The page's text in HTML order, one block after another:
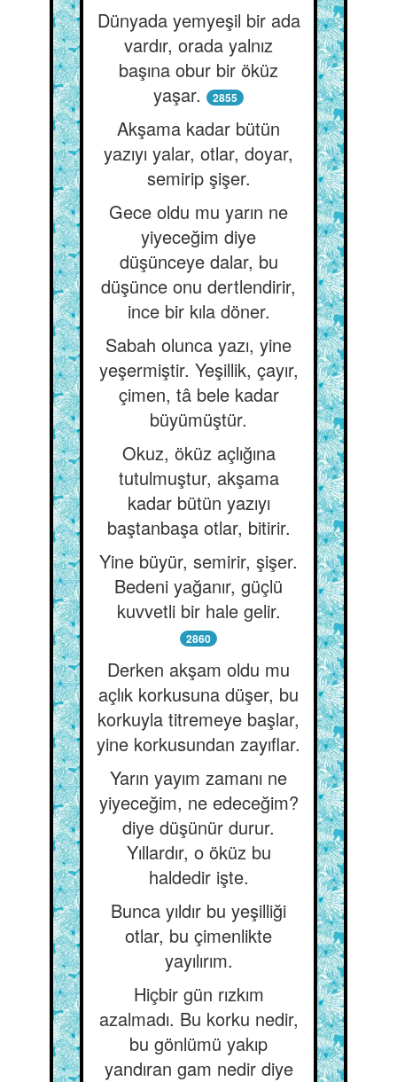
Dünyada yemyeşil bir ada
vardır, orada yalnız
başına obur bir öküz
yaşar.
2855
Akşama kadar bütün
yazıyı yalar, otlar, doyar,
semirip şişer.
Gece oldu mu yarın ne
yiyeceğim diye
düşünceye dalar, bu
düşünce onu dertlendirir,
ince bir kıla döner.
Sabah olunca yazı, yine
yeşermiştir. Yeşillik, çayır,
çimen, tâ bele kadar
büyümüştür.
Okuz, öküz açlığına
tutulmuştur, akşama
kadar bütün yazıyı
baştanbaşa otlar, bitirir.
Yine büyür, semirir, şişer.
Bedeni yağanır, güçlü
kuvvetli bir hale gelir.
2860
Derken akşam oldu mu
açlık korkusuna düşer, bu
korkuyla titremeye başlar,
yine korkusundan zayıflar.
Yarın yayım zamanı ne
yiyeceğim, ne edeceğim?
diye düşünür durur.
Yıllardır, o öküz bu
haldedir işte.
Bunca yıldır bu yeşilliği
otlar, bu çimenlikte
yayılırım.
Hiçbir gün rızkım
azalmadı. Bu korku nedir,
bu gönlümü yakıp
yandıran gam nedir diye